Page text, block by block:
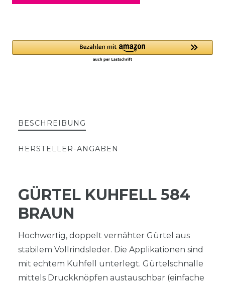
BESCHREIBUNG
HERSTELLER-ANGABEN
GÜRTEL KUHFELL 584
BRAUN
Hochwertig, doppelt vernähter Gürtel aus
stabilem Vollrindsleder. Die Applikationen sind
mit echtem Kuhfell unterlegt. Gürtelschnalle
mittels Druckknöpfen austauschbar (einfache